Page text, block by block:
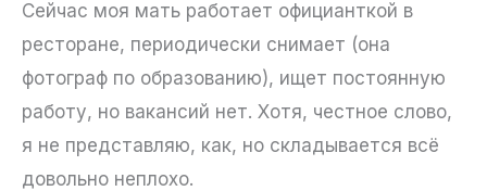
Сейчас моя мать работает официанткой в
ресторане, периодически снимает (она
фотограф по образованию), ищет постоянную
работу, но вакансий нет. Хотя, честное слово,
я не представляю, как, но складывается всё
довольно неплохо.